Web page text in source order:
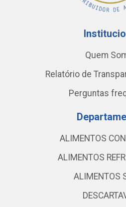
Quem
Relatório de
Perguntas
ALIMENTOS
ALIMENTOS
ALIMENTOS